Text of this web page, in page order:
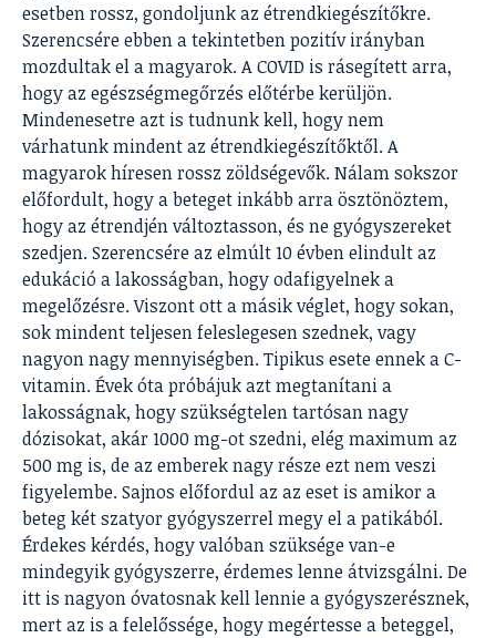
esetben rossz, gondoljunk az étrendkiegészítőkre.
Szerencsére ebben a tekintetben pozitív irányban
mozdultak el a magyarok. A COVID is rásegített arra,
hogy az egészségmegőrzés előtérbe kerüljön.
Mindenesetre azt is tudnunk kell, hogy nem
várhatunk mindent az étrendkiegészítőktől. A
magyarok híresen rossz zöldségevők. Nálam sokszor
előfordult, hogy a beteget inkább arra ösztönöztem,
hogy az étrendjén változtasson, és ne gyógyszereket
szedjen. Szerencsére az elmúlt 10 évben elindult az
edukáció a lakosságban, hogy odafigyelnek a
megelőzésre. Viszont ott a másik véglet, hogy sokan,
sok mindent teljesen feleslegesen szednek, vagy
nagyon nagy mennyiségben. Tipikus esete ennek a C-
vitamin. Évek óta próbájuk azt megtanítani a
lakosságnak, hogy szükségtelen tartósan nagy
dózisokat, akár 1000 mg-ot szedni, elég maximum az
500 mg is, de az emberek nagy része ezt nem veszi
figyelembe. Sajnos előfordul az az eset is amikor a
beteg két szatyor gyógyszerrel megy el a patikából.
Érdekes kérdés, hogy valóban szüksége van-e
mindegyik gyógyszerre, érdemes lenne átvizsgálni. De
itt is nagyon óvatosnak kell lennie a gyógyszerésznek,
mert az is a felelőssége, hogy megértesse a beteggel,